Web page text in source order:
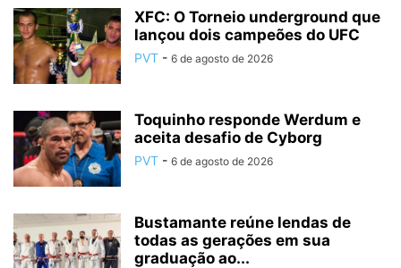
XFC: O Torneio underground que
lançou dois campeões do UFC
PVT - 6 de agosto de 2026
Toquinho responde Werdum e
aceita desafio de Cyborg
PVT - 6 de agosto de 2026
Bustamante reúne lendas de
todas as gerações em sua
graduação ao...